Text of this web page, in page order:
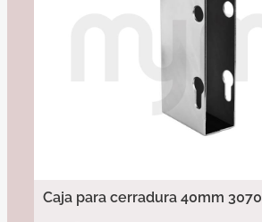
Caja para cerradura 40mm